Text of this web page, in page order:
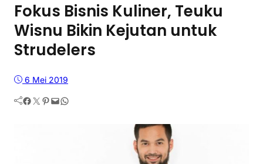
Fokus Bisnis Kuliner, Teuku
Wisnu Bikin Kejutan untuk
Strudelers
6 Mei 2019
Facebook Twitter Pinterest Mail WhatsApp